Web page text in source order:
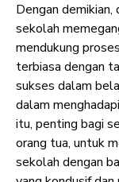
Dengan
sekolah
mendukung
terbiasa dengan
sukses dalam
dalam
itu, penting bagi
orang tua, untuk
sekolah dengan